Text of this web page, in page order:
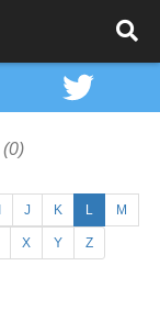
(0)
J K L M
X Y Z